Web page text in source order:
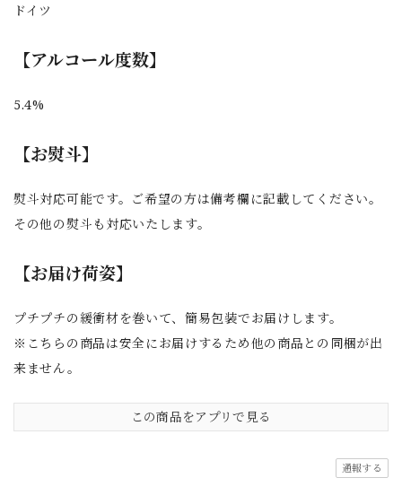
ドイツ
【アルコール度数】
5.4%
【お熨斗】
熨斗対応可能です。ご希望の方は備考欄に記載してください。
その他の熨斗も対応いたします。
【お届け荷姿】
プチプチの緩衝材を巻いて、簡易包装でお届けします。
※こちらの商品は安全にお届けするため他の商品との同梱が出
来ません。
この商品をアプリで見る
通報する